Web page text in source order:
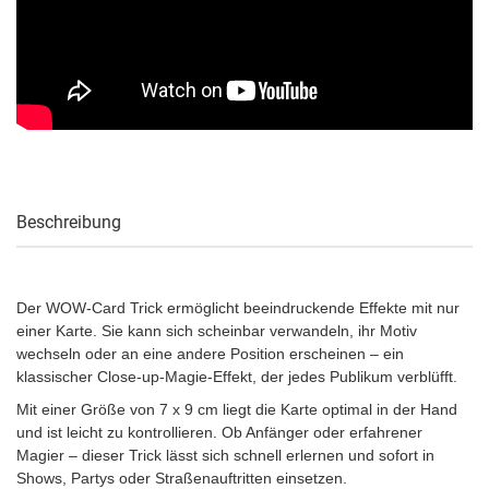
Beschreibung
Der WOW-Card Trick ermöglicht beeindruckende Effekte mit nur
einer Karte. Sie kann sich scheinbar verwandeln, ihr Motiv
wechseln oder an eine andere Position erscheinen – ein
klassischer Close-up-Magie-Effekt, der jedes Publikum verblüfft.
Mit einer Größe von 7 x 9 cm liegt die Karte optimal in der Hand
und ist leicht zu kontrollieren. Ob Anfänger oder erfahrener
Magier – dieser Trick lässt sich schnell erlernen und sofort in
Shows, Partys oder Straßenauftritten einsetzen.